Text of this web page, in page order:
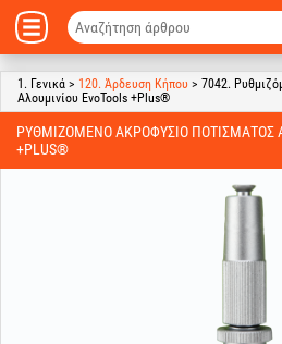
1. Γενικά > 120. Άρδευση Κήπου > 7042.
Αλουμινίου EvoTools +Plus®
ΡΥΘΜΙΖΌΜΕΝΟ ΑΚΡΟΦΎΣΙΟ ΠΟΤΊΣΜΑΤΟΣ
+PLUS®